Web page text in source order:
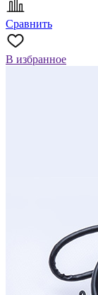
Сравнить
В избранное